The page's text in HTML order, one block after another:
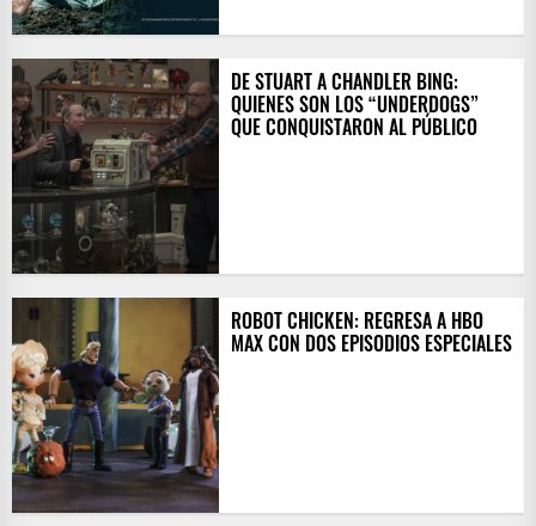
DE STUART A CHANDLER BING:
QUIENES SON LOS “UNDERDOGS”
QUE CONQUISTARON AL PÚBLICO
ROBOT CHICKEN: REGRESA A HBO
MAX CON DOS EPISODIOS ESPECIALES